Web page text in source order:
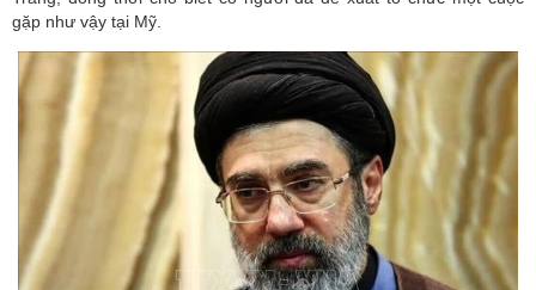
gặp như vậy tại Mỹ